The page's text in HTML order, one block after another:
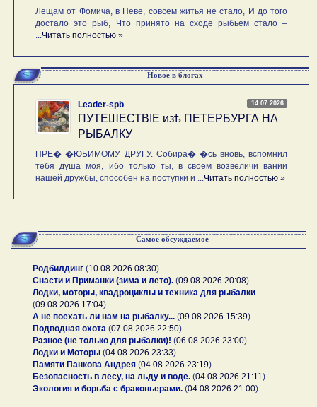
Лещам от Фомича, в Неве, совсем житья не стало, И до того
достало это рыб, Что принято на сходе рыбьем стало –
Читать полностью »
Новое в блогах
14.07.2026
Leader-spb
ПУТЕШЕСТВIE изѣ ПЕТЕРБУРГА НА
РЫБАЛКУ
ПРЕ� �ЮБИМОМУ ДРУГУ. Собира� �сь вновь, вспомнил
тебя душа моя, ибо только ты, в своем возвеличи вании
нашей дружбы, способен на поступки и ... Читать полностью »
Самое обсуждаемое
Родбилдинг (10.08.2026 08:30)
Снасти и Приманки (зима и лето). (09.08.2026 20:08)
Лодки, моторы, квадроциклы и техника для рыбалки
(09.08.2026 17:04)
А не поехать ли нам на рыбалку... (09.08.2026 15:39)
Подводная охота (07.08.2026 22:50)
Разное (не только для рыбалки)! (06.08.2026 23:00)
Лодки и Моторы (04.08.2026 23:33)
Памяти Панкова Андрея (04.08.2026 23:19)
Безопасность в лесу, на льду и воде. (04.08.2026 21:11 )
Экология и борьба с браконьерами. (04.08.2026 21:00)